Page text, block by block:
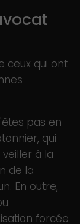
ceux qui ont
pas en
qui
à la
de la
En outre,
forcée